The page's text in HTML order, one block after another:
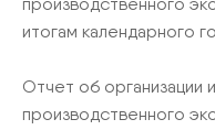
итогам календарного
Отчет об организации
производственного